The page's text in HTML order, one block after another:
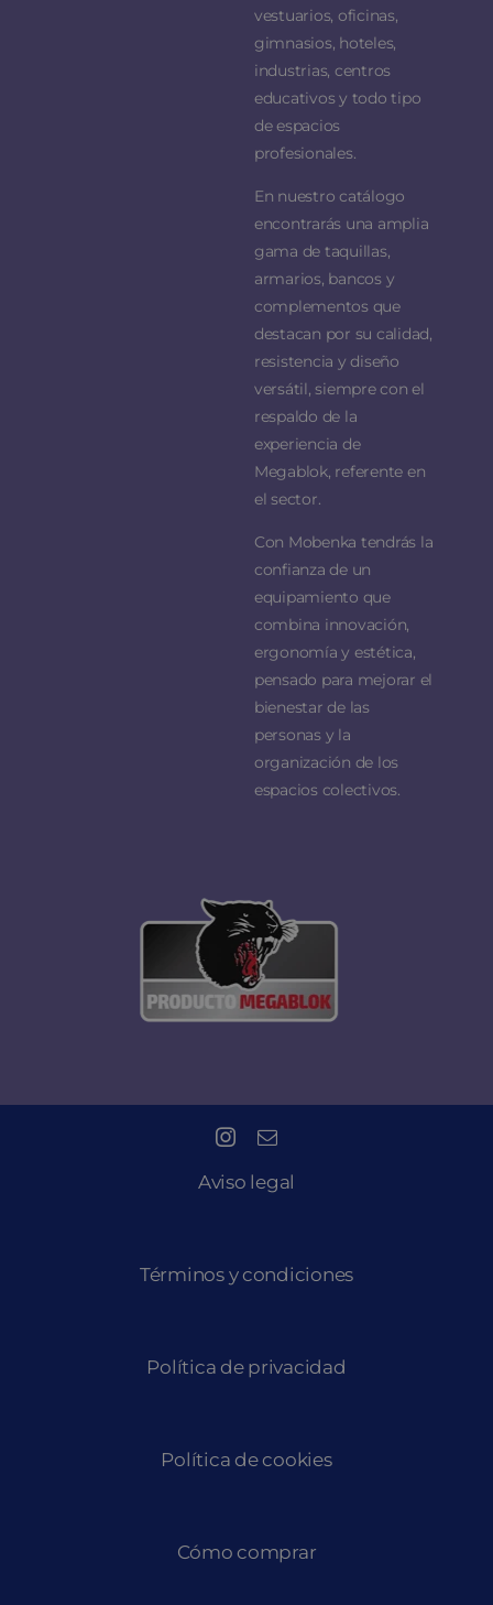
vestuarios, oficinas,
gimnasios, hoteles,
industrias, centros
educativos y todo tipo
de espacios
profesionales.
En nuestro catálogo
encontrarás una amplia
gama de taquillas,
armarios, bancos y
complementos que
destacan por su calidad,
resistencia y diseño
versátil, siempre con el
respaldo de la
experiencia de
Megablok, referente en
el sector.
Con Mobenka tendrás la
confianza de un
equipamiento que
combina innovación,
ergonomía y estética,
pensado para mejorar el
bienestar de las
personas y la
organización de los
espacios colectivos.
Aviso legal
Términos y condiciones
Política de privacidad
Política de cookies
Cómo comprar